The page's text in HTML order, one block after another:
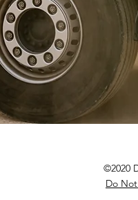
©2020
Do